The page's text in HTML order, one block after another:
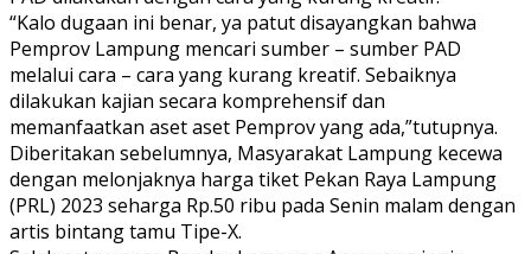
“Kalo dugaan ini benar, ya patut disayangkan bahwa
Pemprov Lampung mencari sumber – sumber PAD
melalui cara – cara yang kurang kreatif. Sebaiknya
dilakukan kajian secara komprehensif dan
memanfaatkan aset aset Pemprov yang ada,”tutupnya.
Diberitakan sebelumnya, Masyarakat Lampung kecewa
dengan melonjaknya harga tiket Pekan Raya Lampung
(PRL) 2023 seharga Rp.50 ribu pada Senin malam dengan
artis bintang tamu Tipe-X.